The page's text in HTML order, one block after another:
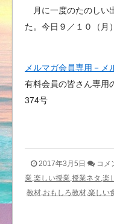
月に一度のたのしい
た。今日９／１０（月
メルマガ会員専用－メ
有料会員の皆さん専用
374号
2017年3月5日
嬉
し
い
コメ
業,楽しい授業,授業ネタ,楽
教材,おもしろ教材,楽しい